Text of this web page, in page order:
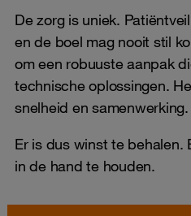
De zorg is uniek.
en de boel mag nooit stil
om een robuuste aanpak
technische oplossingen.
snelheid en samenwerking.
Er is dus winst te behalen.
in de hand te houden.